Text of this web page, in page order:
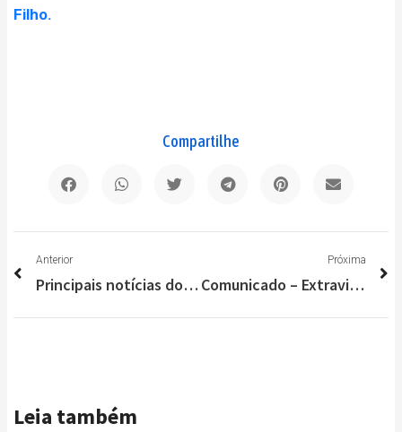
Filho.
Compartilhe
Anterior
Principais notícias do Brasil e do Mundo neste sábado (21/08)
Próxima
Comunicado – Extravio de Alvará de empresa em Lagoa Santa
Leia também